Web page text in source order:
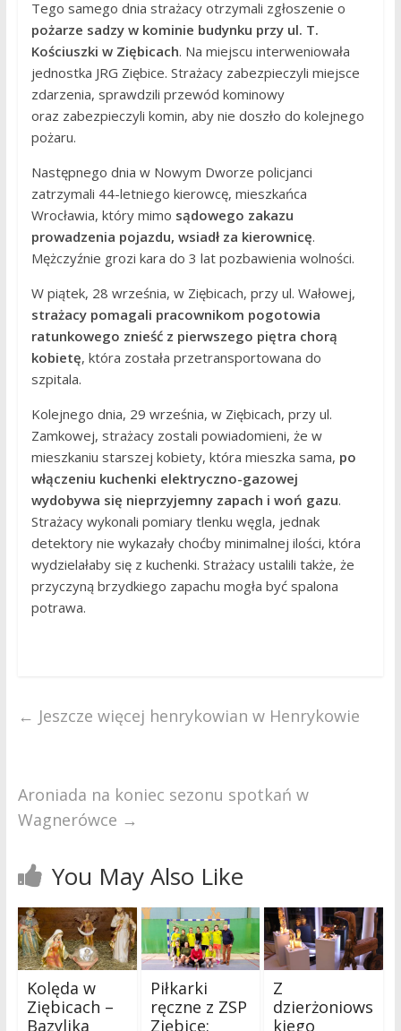
Tego samego dnia strażacy otrzymali zgłoszenie o
pożarze sadzy w kominie budynku przy ul. T.
Kościuszki w Ziębicach. Na miejscu interweniowała
jednostka JRG Ziębice. Strażacy zabezpieczyli miejsce
zdarzenia, sprawdzili przewód kominowy
oraz zabezpieczyli komin, aby nie doszło do kolejnego
pożaru.
Następnego dnia w Nowym Dworze policjanci
zatrzymali 44-letniego kierowcę, mieszkańca
Wrocławia, który mimo sądowego zakazu
prowadzenia pojazdu, wsiadł za kierownicę.
Mężczyźnie grozi kara do 3 lat pozbawienia wolności.
W piątek, 28 września, w Ziębicach, przy ul. Wałowej,
strażacy pomagali pracownikom pogotowia
ratunkowego znieść z pierwszego piętra chorą
kobietę, która została przetransportowana do
szpitala.
Kolejnego dnia, 29 września, w Ziębicach, przy ul.
Zamkowej, strażacy zostali powiadomieni, że w
mieszkaniu starszej kobiety, która mieszka sama, po
włączeniu kuchenki elektryczno-gazowej
wydobywa się nieprzyjemny zapach i woń gazu.
Strażacy wykonali pomiary tlenku węgla, jednak
detektory nie wykazały choćby minimalnej ilości, która
wydzielałaby się z kuchenki. Strażacy ustalili także, że
przyczyną brzydkiego zapachu mogła być spalona
potrawa.
← Jeszcze więcej henrykowian w Henrykowie
Aroniada na koniec sezonu spotkań w
Wagnerówce →
You May Also Like
Kolęda w
Ziębicach –
Bazylika
Piłkarki
ręczne z ZSP
Ziębice:
Z
dzierżoniows
kiego